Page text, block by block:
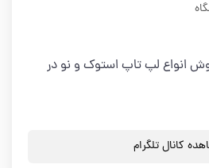
انواع لپ تاپ استوک و نو در
کانال تلگرام